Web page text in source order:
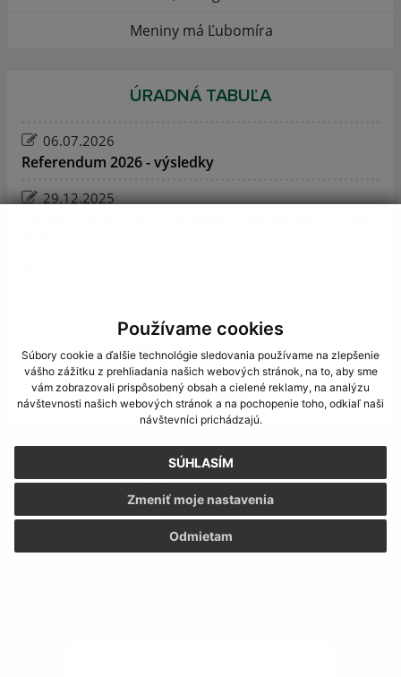
Používame cookies
Súbory cookie a ďalšie technológie sledovania používame na zlepšenie
vášho zážitku z prehliadania našich webových stránok, na to, aby sme
vám zobrazovali prispôsobený obsah a cielené reklamy, na analýzu
návštevnosti našich webových stránok a na pochopenie toho, odkiaľ naši
návštevníci prichádzajú.
SÚHLASÍM
Odmietam
Zmeniť moje nastavenia
Meniny má Ľubomíra
ÚRADNÁ TABUĽA
06.07.2026
Referendum 2026 - výsledky
29.12.2025
Informácia pre voliča
zobraziť ďalšie
Mobilná aplikácia